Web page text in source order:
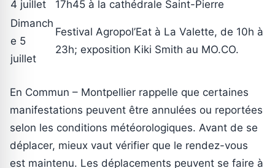
4 juillet
17h45 à la cathédrale Saint-Pierre
Dimanch
e 5
juillet
Festival Agropol’Eat à La Valette, de 10h à
23h; exposition Kiki Smith au MO.CO.
En Commun – Montpellier rappelle que certaines
manifestations peuvent être annulées ou reportées
selon les conditions météorologiques. Avant de se
déplacer, mieux vaut vérifier que le rendez-vous
est maintenu. Les déplacements peuvent se faire à